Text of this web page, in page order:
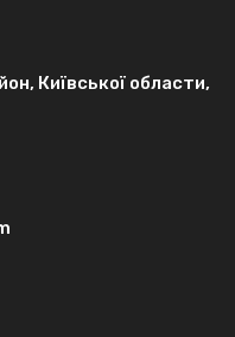
Київської области,